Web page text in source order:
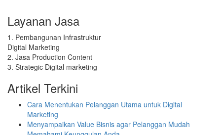
Layanan Jasa
1. Pembangunan Infrastruktur
Digital Marketing
2. Jasa Production Content
3. Strategic Digital marketing
Artikel Terkini
Cara Menentukan Pelanggan Utama untuk Digital
Marketing
Menyampaikan Value Bisnis agar Pelanggan Mudah